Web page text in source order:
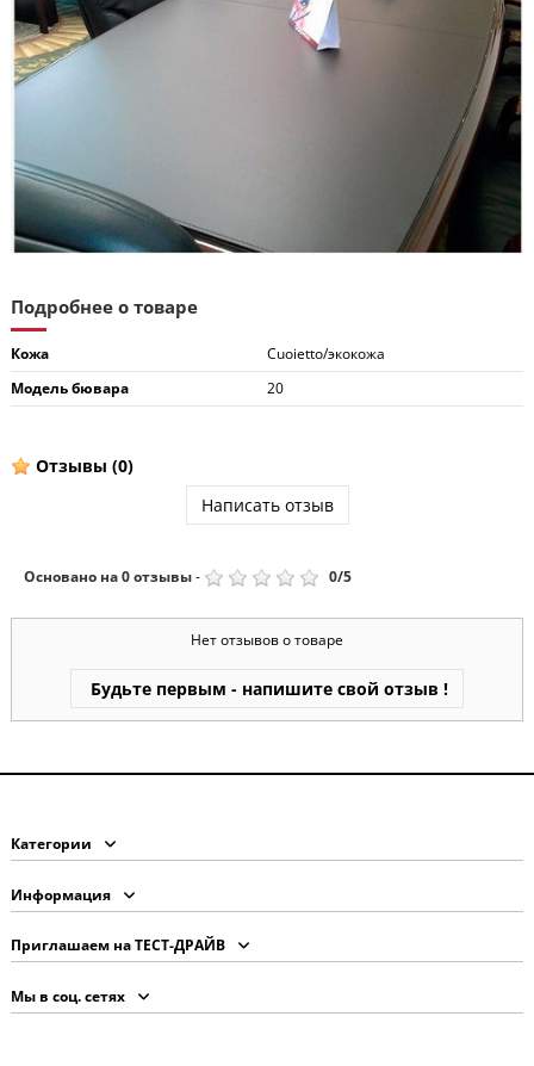
Подробнее о товаре
Кожа
Cuoietto/экокожа
Модель бювара
20
Отзывы (0)
Написать отзыв
Основано на0отзывы- 0/5
Нет отзывов о товаре
Будьте первым - напишите свой отзыв !
Категории
Информация
Приглашаем на ТЕСТ-ДРАЙВ
Мы в соц. сетях